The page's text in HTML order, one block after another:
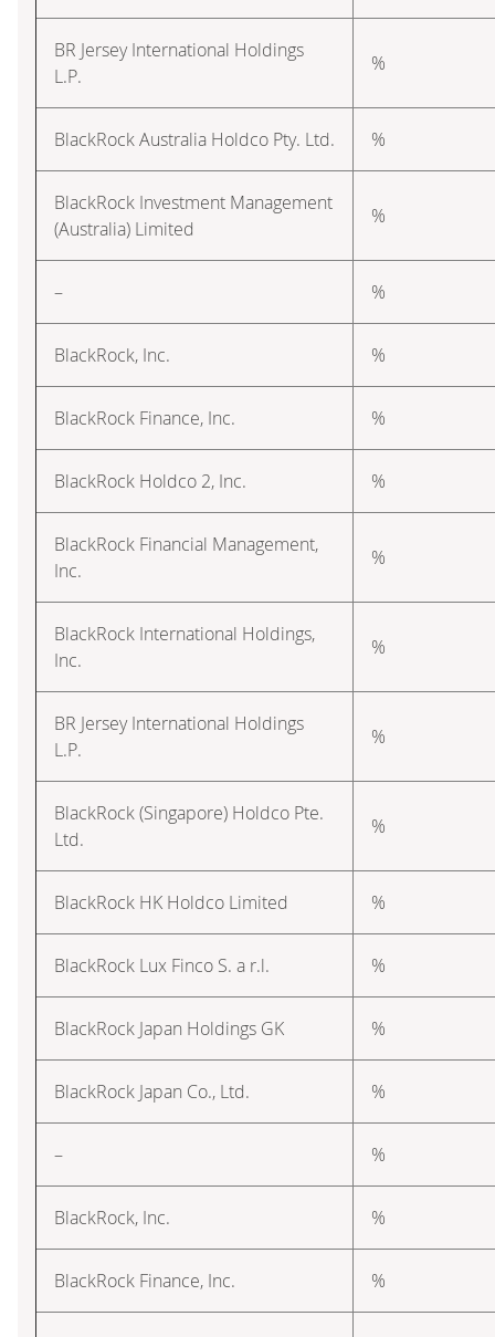
BR Jersey International Holdings
L.P.
%
BlackRock Australia Holdco Pty. Ltd. %
BlackRock Investment Management
(Australia) Limited
%
– %
BlackRock, Inc. %
BlackRock Finance, Inc. %
BlackRock Holdco 2, Inc. %
BlackRock Financial Management,
Inc.
%
BlackRock International Holdings,
Inc.
%
BR Jersey International Holdings
L.P.
%
BlackRock (Singapore) Holdco Pte.
Ltd.
%
BlackRock HK Holdco Limited %
BlackRock Lux Finco S. a r.l. %
BlackRock Japan Holdings GK %
BlackRock Japan Co., Ltd. %
– %
BlackRock, Inc. %
BlackRock Finance, Inc. %